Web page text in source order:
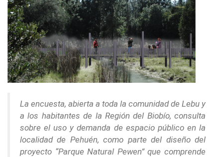
La encuesta, abierta a toda la comunidad de Lebu y
a los habitantes de la Región del Biobío, consulta
sobre el uso y demanda de espacio público en la
localidad de Pehuén, como parte del diseño del
proyecto “Parque Natural Pewen” que comprende